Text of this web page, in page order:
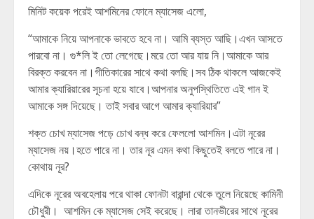
মিনিট কয়েক পরেই আশমিনের ফোনে ম্যাসেজ এলো,
“আমাকে নিয়ে আপনাকে ভাবতে হবে না। আমি ব্যস্ত আছি।এখন আসতে
পারবো না। গু*লি ই তো লেগেছে।মরে তো আর যায় নি।আমাকে আর
বিরক্ত করবেন না।গীতিকারের সাথে কথা বলছি।সব ঠিক থাকলে আজকেই
আমার ক্যারিয়ারের সূচনা হয়ে যাবে।আপনার অনুপস্থিতিতে এই গান ই
আমাকে সঙ্গ দিয়েছে। তাই সবার আগে আমার ক্যারিয়ার”
শক্ত চোখ ম্যাসেজ পড়ে চোখ বন্ধ করে ফেললো আশমিন।এটা নূরের
ম্যাসেজ নয়।হতে পারে না। তার নূর এমন কথা কিছুতেই বলতে পারে না।
কোথায় নূর?
এদিকে নূরের অবহেলায় পরে থাকা ফোনটা বারান্দা থেকে তুলে নিয়েছে কামিনী
চৌধুরী। আশমিন কে ম্যাসেজ সেই করেছে। লারা তানভীরের সাথে নূরের